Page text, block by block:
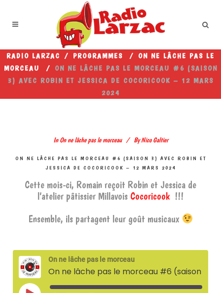
RADIO LARZAC / PROGRAMMES / ON NE LÂCHE PAS LE
MORCEAU
/ ON NE LÂCHE PAS LE MORCEAU #6 (SAISON
3) AVEC ROBIN ET JESSICA DE COCORICOOK – 12 MARS
2024
In On ne lâche pas le morceau By Nico Galtier
ON NE LÂCHE PAS LE MORCEAU #6 (SAISON 3) AVEC ROBIN ET
JESSICA DE COCORICOOK – 12 MARS 2024
Cette mois-ci, Romain reçoit Robin et Jessica de
l’atelier pâtissier Millavois Cocoricook !!!
Ensemble, ils partagent leur goût musicaux
On ne lâche pas le morceau